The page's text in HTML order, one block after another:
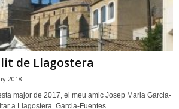
de Llagostera
2018
major de 2017, el meu amic Josep Maria Garcia-
a Llagostera. Garcia-Fuentes...